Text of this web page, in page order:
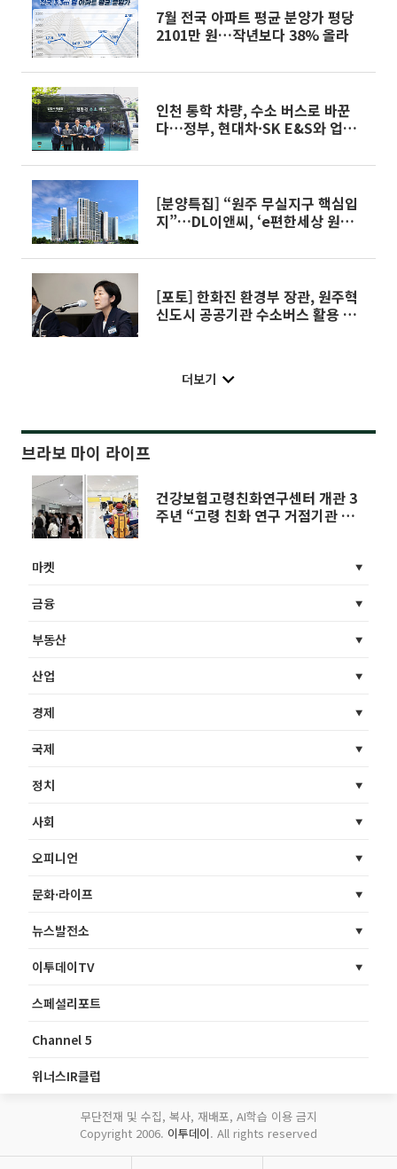
7월 전국 아파트 평균 분양가 평당
2101만 원…작년보다 38% 올라
인천 통학 차량, 수소 버스로 바꾼
다…정부, 현대차·SK E&S와 업무
[분양특집] “원주 무실지구 핵심입
지”…DL이앤씨, ‘e편한세상 원주
[포토] 한화진 환경부 장관, 원주혁
신도시 공공기관 수소버스 활용 확
더보기
브라보 마이 라이프
건강보험고령친화연구센터 개관 3
주년 “고령 친화 연구 거점기관 성
마켓
금융
부동산
산업
경제
국제
정치
사회
오피니언
문화·라이프
뉴스발전소
이투데이TV
스페셜리포트
Channel 5
위너스IR클럽
무단전재 및 수집, 복사, 재배포, AI학습 이용 금지
Copyright 2006. 이투데이. All rights reserved